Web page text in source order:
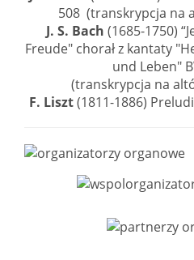
508 (transkrypcja na
J. S. Bach (1685-1750)
Freude" chorał z kantaty
und Leben"
(transkrypcja na
F. Liszt(1811-1886)